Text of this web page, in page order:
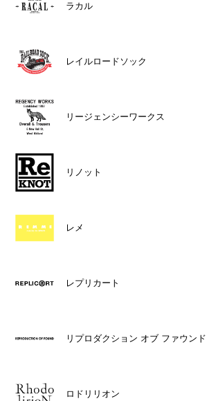
ラカル
レイルロードソック
リージェンシーワークス
リノット
レメ
レプリカート
リプロダクション オブ ファウンド
ロドリリオン